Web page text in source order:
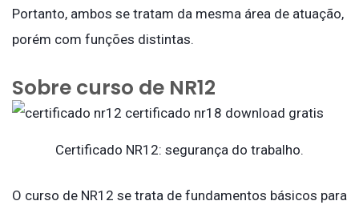
Portanto, ambos se tratam da mesma área de atuação,
porém com funções distintas.
Sobre curso de NR12
Certificado NR12: segurança do trabalho.
O curso de NR12 se trata de fundamentos básicos para